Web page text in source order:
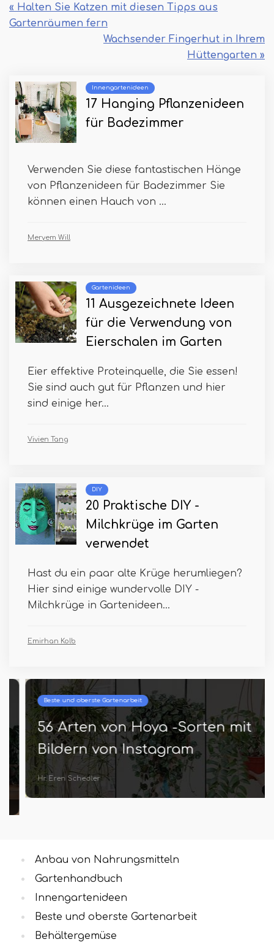
« Halten Sie Katzen mit diesen Tipps aus
Gartenräumen fern
Wachsender Fingerhut in Ihrem
Hüttengarten »
Innengartenideen
17 Hanging Pflanzenideen
für Badezimmer
Verwenden Sie diese fantastischen Hänge
von Pflanzenideen für Badezimmer Sie
können einen Hauch von ...
Meryem Will
Gartenideen
11 Ausgezeichnete Ideen
für die Verwendung von
Eierschalen im Garten
Eier effektive Proteinquelle, die Sie essen!
Sie sind auch gut für Pflanzen und hier
sind einige her...
Vivien Tang
DIY
20 Praktische DIY -
Milchkrüge im Garten
verwendet
Hast du ein paar alte Krüge herumliegen?
Hier sind einige wundervolle DIY -
Milchkrüge in Gartenideen...
Emirhan Kolb
Beste und oberste Gartenarbeit
56 Arten von Hoya -Sorten mit
Bildern von Instagram
Hr. Eren Schedler
Anbau von Nahrungsmitteln
Gartenhandbuch
Innengartenideen
Beste und oberste Gartenarbeit
Behältergemüse